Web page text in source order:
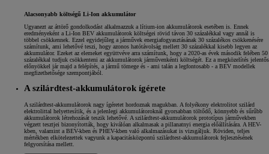
Alacsonyabb költségű Li-Ion akkumulátor
Ugyanezt az áttörő gondolkodást alkalmazzuk a lítium-ion akkumulátorok esetében is. Ennek
eredményeként a Li-Ion BEV akkumulátorok költségei rövid távon 30 százalékkal vagy annál is
többel csökkennek. Ezzel egyidejűleg a járművek energiafogyasztásának 30 százalékos csökkenésére
számítunk, ami lehetővé teszi, hogy azonos hatótávolság mellett 30 százalékkal kisebb legyen az
akkumulátor. Ezeket az elemeket együttvéve arra számítunk, hogy a 2020-as évek második felében 50
százalékkal tudjuk csökkenteni az akkumulátorok járművenkénti költségét. Ez a megközelítés jelentős
előnyökkel jár majd a felépítés, a jármű tömege és - ami talán a legfontosabb - a BEV modellek
megfizethetősége szempontjából.
A szilárdtest-akkumulátorok ígérete
A szilárdtest-akkumulátorok nagy ígéretet hordoznak magukban. A folyékony elektrolitot szilárd
elektrolittal helyettesítik, és a jelenlegi akkumulátoroknál gyorsabban töltődő, könnyebb és sűrűbb
akkumulátorok létrehozását teszik lehetővé. A szilárdtest-akkumulátorok prototípus járművekben
végzett tesztjei bizonyították, hogy kiválóan alkalmasak a pillanatnyi energia előállítására. A HEV-
kben, valamint a BEV-kben és PHEV-kben való alkalmazásukat is vizsgáljuk. Röviden, teljes
mértékben elkötelezettek vagyunk a kapacitásközpontú szilárdtest-akkumulátorok fejlesztésének
felgyorsítása mellett.